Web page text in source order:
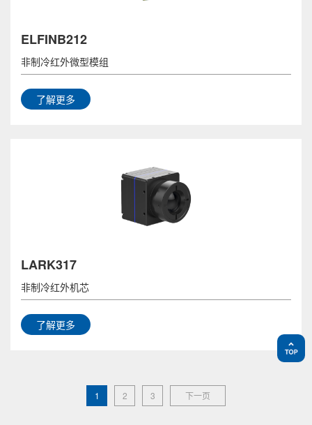
ELFINB212
非制冷红外微型模组
了解更多
LARK317
非制冷红外机芯
了解更多
1 2 3 下一页